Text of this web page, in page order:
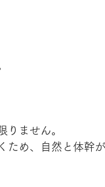
りません。
ため、自然と体幹